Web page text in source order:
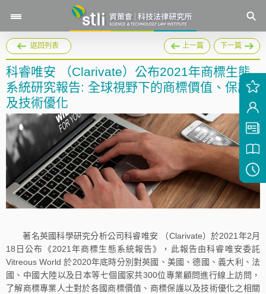
返回列表 上一篇 下一篇
科睿唯安 （Clarivate）公布2021年商標生態
系統研究報告: 全球視野下的商標價值、保護
及技術優化
著名英國科學研究分析公司科睿唯安 （Clarivate）於2021年2月
18日公布《2021年商標生態系統報告》，此報告由科睿唯安委託
Vitreous World 於2020年底時分別對英國、美國、德國、義大利、法
國、中國大陸以及日本等七個國家共300位專業顧問進行線上訪問，
了解商標專業人士對於各國商標價值、商標保護以及技術優化之相關